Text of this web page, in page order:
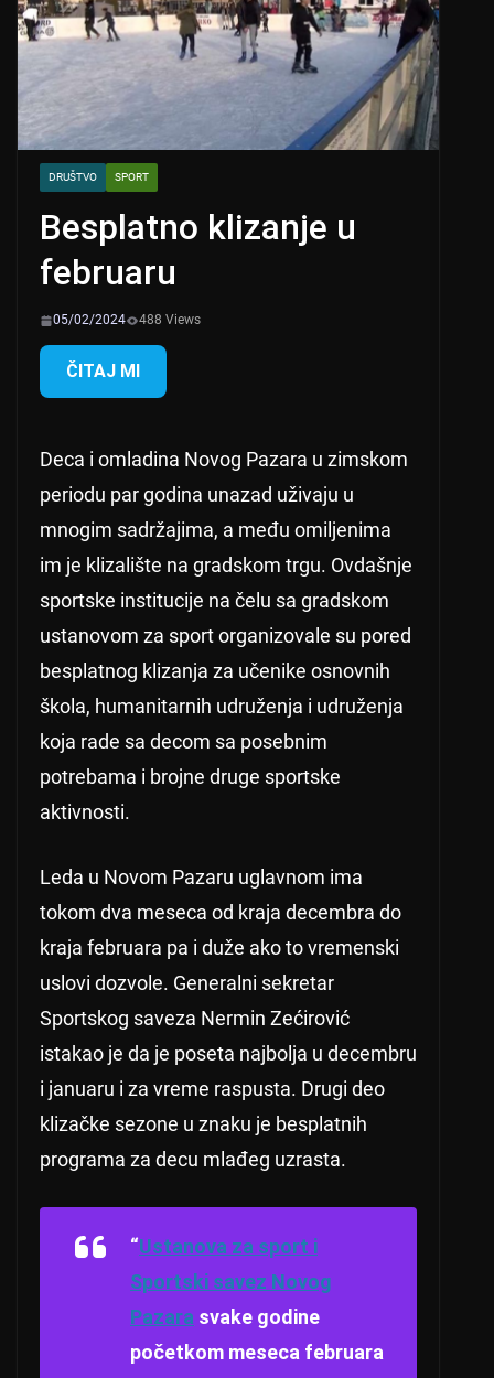
DRUŠTVO SPORT
Besplatno klizanje u
februaru
05/02/2024 488 Views
ČITAJ MI
Deca i omladina Novog Pazara u zimskom
periodu par godina unazad uživaju u
mnogim sadržajima, a među omiljenima
im je klizalište na gradskom trgu. Ovdašnje
sportske institucije na čelu sa gradskom
ustanovom za sport organizovale su pored
besplatnog klizanja za učenike osnovnih
škola, humanitarnih udruženja i udruženja
koja rade sa decom sa posebnim
potrebama i brojne druge sportske
aktivnosti.
Leda u Novom Pazaru uglavnom ima
tokom dva meseca od kraja decembra do
kraja februara pa i duže ako to vremenski
uslovi dozvole. Generalni sekretar
Sportskog saveza Nermin Zećirović
istakao je da je poseta najbolja u decembru
i januaru i za vreme raspusta. Drugi deo
klizačke sezone u znaku je besplatnih
programa za decu mlađeg uzrasta.
“Ustanova za sport i
Sportski savez Novog
Pazara svake godine
početkom meseca februara